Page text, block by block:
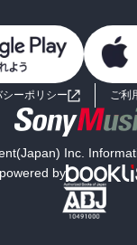
シーポリシー ご利
Inc.
powered by